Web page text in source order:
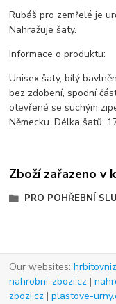
Rubáš pro zemřelé je
Nahražuje šaty.
Informace o produktu:
Unisex šaty, bílý
bez zdobení, spodní
otevřené se suchým
Německu. Délka šatů:
Zboží zařazeno v
PRO POHŘEBNÍ
Our websites:
nahrobni-zbozi.cz |
zbozi.cz |plastove-